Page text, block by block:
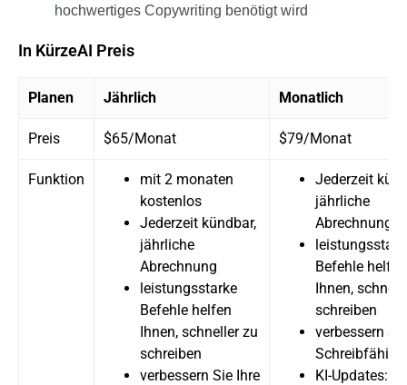
hochwertiges Copywriting benötigt wird
In KürzeAI Preis
Planen Jährlich Monatlich
Preis $65/Monat $79/Monat
Funktion
mit 2 monaten
kostenlos
Jederzeit kündbar,
jährliche
Abrechnung
leistungsstarke
Befehle helfen
Ihnen, schneller zu
schreiben
verbessern Sie Ihre
Jederzeit
jährliche
Abrechnung
Befehle helfen
Ihnen,
schreiben
verbessern
KI-Updates: